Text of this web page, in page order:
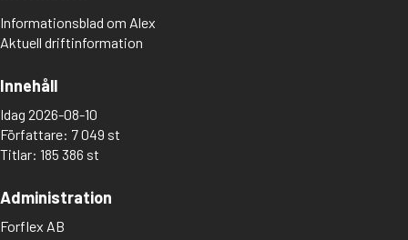
Informationsblad om Alex
Aktuell driftinformation
Innehåll
Idag 2026-08-10
Författare: 7 049 st
Titlar: 185 386 st
Administration
Forflex AB